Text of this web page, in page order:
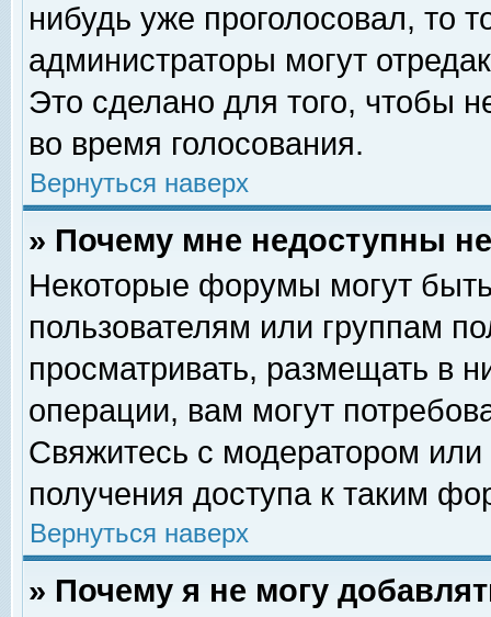
нибудь уже проголосовал, то
администраторы могут
Это сделано для того, чтобы
во время голосования.
Вернуться наверх
» Почему мне недоступны
Некоторые форумы могут
пользователям или группам
просматривать, размещать в
операции, вам могут
Свяжитесь с модератором
получения доступа к таким
Вернуться наверх
» Почему я не могу